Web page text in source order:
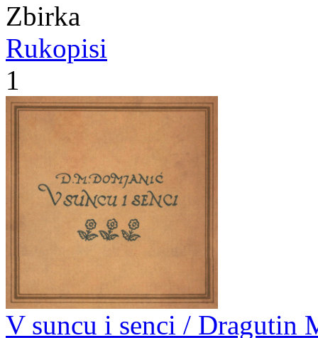
Zbirka
Rukopisi
1
V suncu i senci / Dragutin